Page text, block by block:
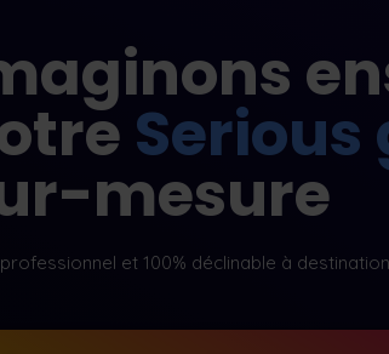
Serious
mesure
et 100% déclinable à